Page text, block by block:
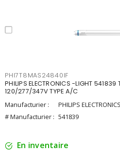
PHI7T8MAS24840IF
PHILIPS ELECTRONICS -LIGHT
120/277/347V TYPE A/C
Manufacturier :
PHILIPS
# Manufacturier : 541839
En inventaire